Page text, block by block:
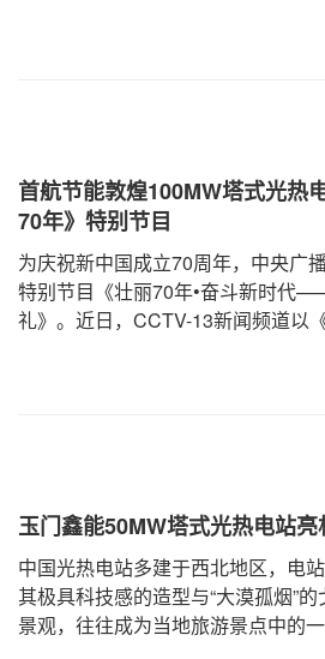
首航节能敦煌100MW塔式光热
70年》特别节目
为庆祝新中国成立70周年，中央广
特别节目《壮丽70年•奋斗新时代
礼》。近日，CCTV-13新闻频道以
玉门鑫能50MW塔式光热电站
中国光热电站多建于西北地区，电
其极具科技感的造型与“大漠孤烟”
景观，往往成为当地旅游景点中的